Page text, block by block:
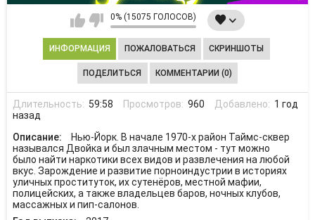
0% (15075 ГОЛОСОВ)
ИНФОРМАЦИЯ ПОЖАЛОВАТЬСЯ СКРИНШОТЫ
ПОДЕЛИТЬСЯ КОММЕНТАРИИ (0)
Длительность: 59:58 Просмотров: 960 Добавлено: 1 год
назад
Описание:
Нью-Йорк. В начале 1970-х район Таймс-сквер
назывался Двойка и был злачным местом - тут можно
было найти наркотики всех видов и развлечения на любой
вкус. Зарождение и развитие порноиндустрии в историях
уличных проституток, их сутенёров, местной мафии,
полицейских, а также владельцев баров, ночных клубов,
массажных и пип-салонов.